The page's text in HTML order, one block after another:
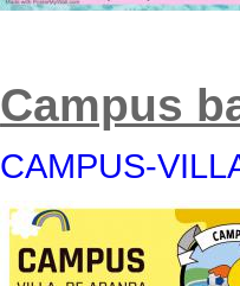
Campus
CAMPUS-